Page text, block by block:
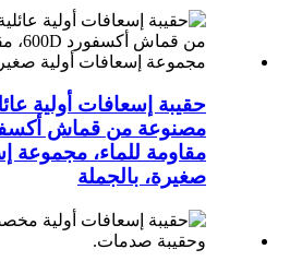
حقيبة إسعافات أولية
مقاومة للماء، مجموعة
صغيرة، بالجملة